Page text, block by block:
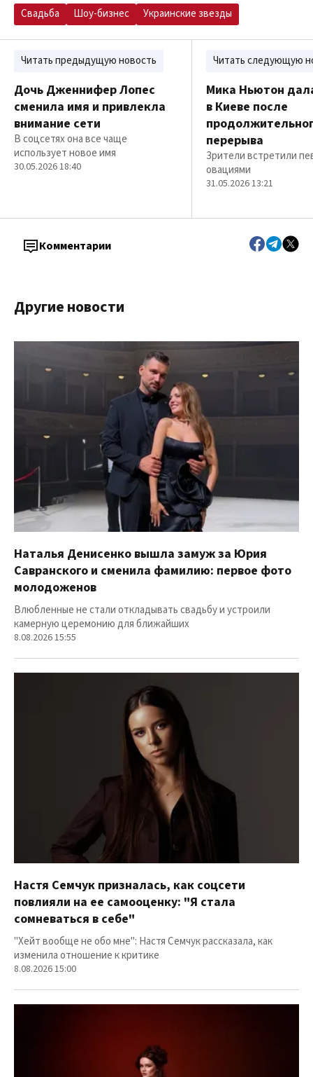
Свадьба Шоу-бизнес Украинские звезды
Читать предыдущую новость
Дочь Дженнифер Лопес
сменила имя и привлекла
внимание сети
В соцсетях она все чаще
использует новое имя
30.05.2026 18:40
Читать следующую
Мика Ньютон
в Киеве после
перерыва
Зрители встретили
овациями
31.05.2026 13:21
Комментарии
Другие новости
Наталья Денисенко вышла замуж за Юрия
Савранского и сменила фамилию: первое фото
молодоженов
Влюбленные не стали откладывать свадьбу и устроили
камерную церемонию для ближайших
8.08.2026 15:55
Настя Семчук призналась, как соцсети
повлияли на ее самооценку: "Я стала
сомневаться в себе"
"Хейт вообще не обо мне": Настя Семчук рассказала, как
изменила отношение к критике
8.08.2026 15:00